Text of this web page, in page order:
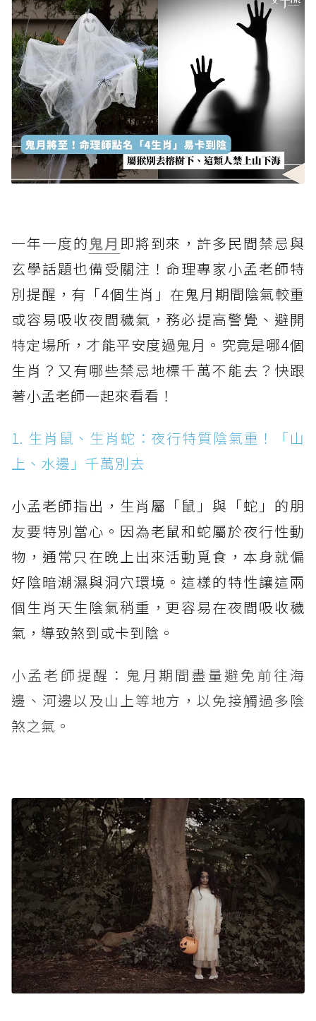
一年一度的鬼月 即將到來，許多民間禁忌與
玄學話題也備受關注！命理專家小孟老師特
別提醒，有「4個生肖」在鬼月期間陰氣較重
或容易吸收夜間穢氣，務必提高警覺、避開
特定場所，才能平安度過鬼月。究竟是哪4個
生肖？又有哪些禁忌地標千萬不能去？快跟
著小孟老師一起來看看！
1. 生肖鼠、生肖蛇：夜行特質陰氣重！「山
上、水邊」千萬別去
小孟老師指出，生肖屬「鼠」與「蛇」的朋
友要特別當心。因為老鼠和蛇屬於夜行性動
物，通常只在晚上出來活動覓食，本身就偏
好陰暗潮濕與洞穴環境。這樣的特性讓這兩
個生肖天生陰氣稍重，更容易在夜間吸收穢
氣，導致煞到或卡到陰。
小孟老師提醒：鬼月期間盡量避免前往海
邊、河邊以及山上等地方，以免接觸過多陰
煞之氣。